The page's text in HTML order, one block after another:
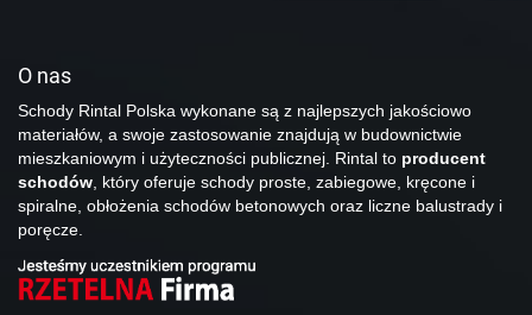
O nas
Schody Rintal Polska wykonane są z najlepszych jakościowo
materiałów, a swoje zastosowanie znajdują w budownictwie
mieszkaniowym i użyteczności publicznej. Rintal to producent
schodów , który oferuje schody proste, zabiegowe, kręcone i
spiralne, obłożenia schodów betonowych oraz liczne balustrady i
poręcze.